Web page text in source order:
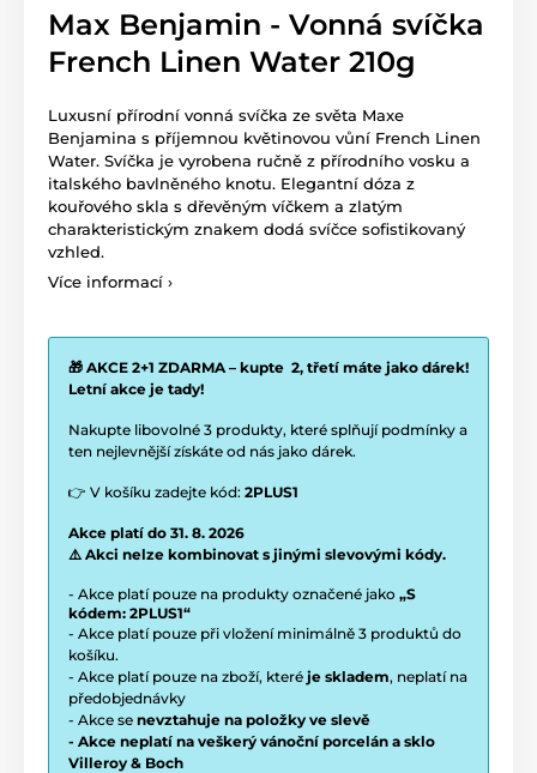
Max Benjamin - Vonná svíčka
French Linen Water 210g
Luxusní přírodní vonná svíčka ze světa Maxe
Benjamina s příjemnou květinovou vůní French Linen
Water. Svíčka je vyrobena ručně z přírodního vosku a
italského bavlněného knotu. Elegantní dóza z
kouřového skla s dřevěným víčkem a zlatým
charakteristickým znakem dodá svíčce sofistikovaný
vzhled.
Více informací ›
🎁 AKCE 2+1 ZDARMA – kupte 2, třetí máte jako dárek!
Letní akce je tady!
Nakupte libovolné 3 produkty, které splňují podmínky a
ten nejlevnější získáte od nás jako dárek.
👉 V košíku zadejte kód: 2PLUS1
Akce platí do 31. 8. 2026
⚠️ Akci nelze kombinovat s jinými slevovými kódy.
- Akce platí pouze na produkty označené jako „S
kódem: 2PLUS1“
- Akce platí pouze při vložení minimálně 3 produktů do
košíku.
- Akce platí pouze na zboží, které je skladem, neplatí na
předobjednávky
- Akce se nevztahuje na položky ve slevě
- Akce neplatí na veškerý vánoční porcelán a sklo
Villeroy & Boch